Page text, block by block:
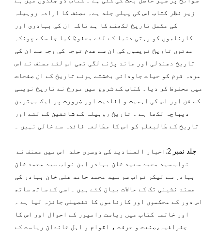
زیر نظر کتاب اس کی پہلی جلد ہے۔ مصنف کا ارادہ روہیلہ
کی مکمل تاریخ لکھنے کا ہے تاکہ ان کی بہادری اور
کارناموں کو رہتی دنیا کے لئے محفوظ کیا جا سکے چونکہ
مدتوں تاریخ نویسوں کی ان سے عدم توجہ کی وجہ سے ان کی
تاریخ دھندلی اور ماند پڑنے لگی تھی اس لئے مصنف نے اس
مردہ قوم کو حیات جاودانی بخشتے ہوئے تاریخ کے ان صفحات
میں محفوظ کر دیا۔ کتاب کے شروع میں مورخ نے تاریخ نویسی
کے فن اور اس کی اہمیت و افادیت اور ضرورت پر ایک بہترین
دیباچہ لکھا ہے ۔ تاریخ روہیلہ کے شائقین کے لئے اور
تاریخ کے طالبعلم کو اس کا مطالعہ فائدہ سے خالی نہیں ۔
نواب سید محمد سعید خان بہادر ابن نواب سید محمد خان
بہادر سے لیکر نواب سر سید محمد حامد علی خان بہادر کی
مسند نشینی تک کے حالات بیان کئے ہیں ۔اسی کے ساتھ ساتھ
اس دور کے محکموں اور کارناموں کا تفصیلی جائزہ لیا ہے ۔
اور خاتمہ کتاب میں ریاست رامپور کے احوال اور اس کا
جغرافیہ،صنعت و حرفت ، اقوام و اہل خاندان ریاست کے